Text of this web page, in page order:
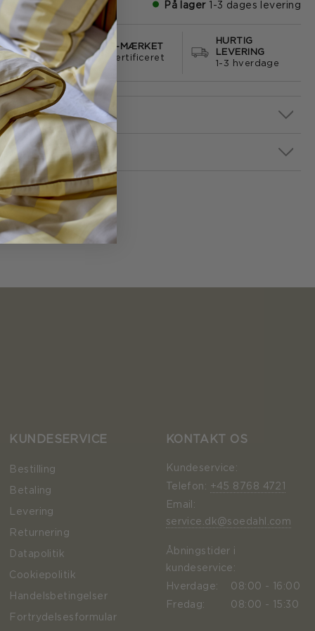
På lager 1-3 dages levering
FRAGT
E-MÆRKET
certificeret
HURTIG
LEVERING
1-3 hverdage
KUNDESERVICE
Bestilling
Betaling
Levering
Returnering
Datapolitik
Cookiepolitik
Handelsbetingelser
Fortrydelsesformular
KONTAKT OS
Kundeservice:
Telefon: +45 8768 4721
Email:
service.dk@soedahl.com
Åbningstider i
kundeservice:
Hverdage: 08:00 - 16:00
Fredag: 08:00 - 15:30